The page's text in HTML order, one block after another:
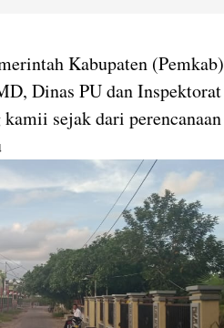
Kabupaten (Pemkab)
Dinas PU dan Inspektorat
sejak dari perencanaan